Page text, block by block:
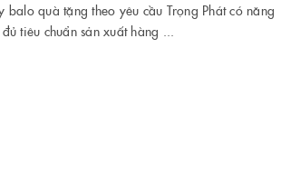
quà tặng theo yêu cầu Trọng Phát có năng
tiêu chuẩn sản xuất hàng ...